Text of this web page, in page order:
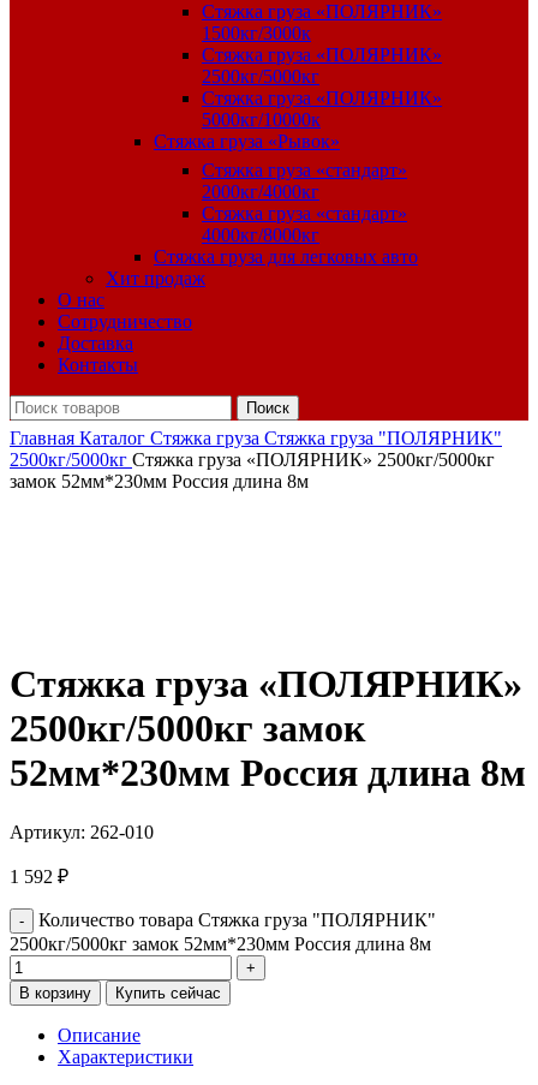
Стяжка груза «ПОЛЯРНИК»
1500кг/3000к
Стяжка груза «ПОЛЯРНИК»
2500кг/5000кг
Стяжка груза «ПОЛЯРНИК»
5000кг/10000к
Стяжка груза «Рывок»
Стяжка груза «стандарт»
2000кг/4000кг
Стяжка груза «стандарт»
4000кг/8000кг
Стяжка груза для легковых авто
Хит продаж
О нас
Сотрудничество
Доставка
Контакты
Поиск
Главная Каталог Стяжка груза Стяжка груза "ПОЛЯРНИК"
2500кг/5000кг Стяжка груза «ПОЛЯРНИК» 2500кг/5000кг
замок 52мм*230мм Россия длина 8м
Стяжка груза «ПОЛЯРНИК»
2500кг/5000кг замок
52мм*230мм Россия длина 8м
Артикул: 262-010
1 592 ₽
Количество товара Стяжка груза "ПОЛЯРНИК"
2500кг/5000кг замок 52мм*230мм Россия длина 8м
В корзину Купить сейчас
Описание
Характеристики